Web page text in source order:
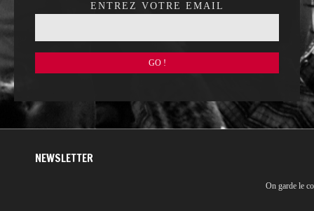
ENTREZ VOTRE EMAIL
NEWSLETTER
On garde le